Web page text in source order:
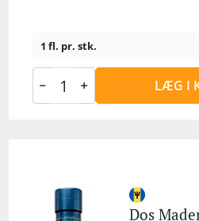
1 fl. pr. stk.
LÆG I
Dos